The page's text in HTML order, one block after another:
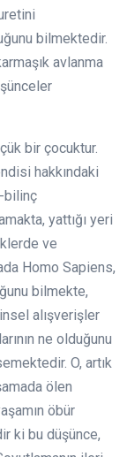
bilmektedir.
avlanma
bir çocuktur.
hakkındaki
bilinç
yattığı yeri
ve
Homo Sapiens,
bilmekte,
alışverişler
ne olduğunu
O, artık
ölen
öbür
ki bu düşünce,